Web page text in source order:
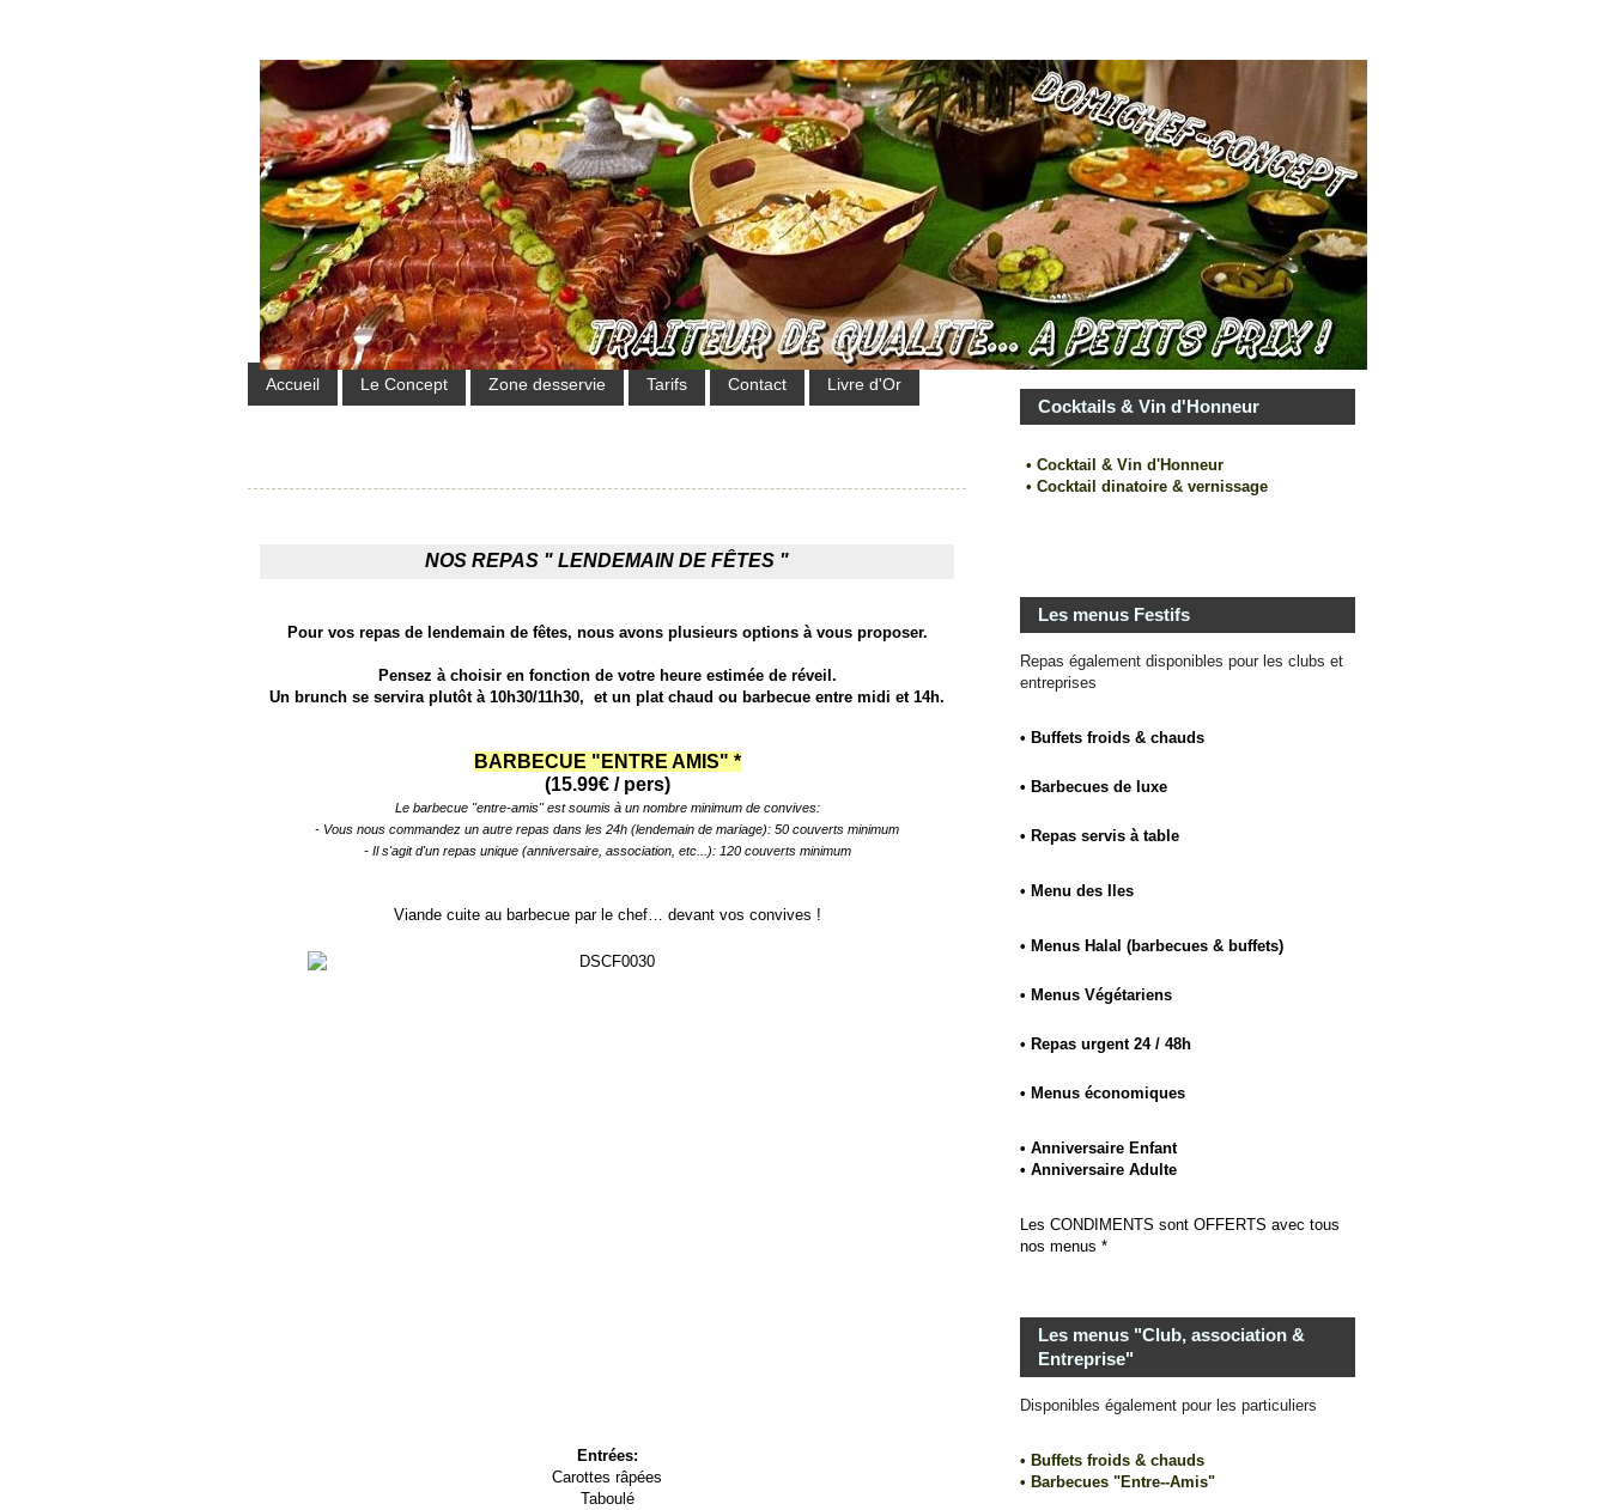
Accueil Le Concept Zone desservie Tarifs Contact Livre d'Or
NOS REPAS " LENDEMAIN DE FÊTES "
Pour vos repas de lendemain de fêtes, nous avons plusieurs options à vous proposer.
Pensez à choisir en fonction de votre heure estimée de réveil.
Un brunch se servira plutôt à 10h30/11h30, et un plat chaud ou barbecue entre midi et 14h.
BARBECUE "ENTRE AMIS" *
(15.99€ / pers)
Le barbecue "entre-amis" est soumis à un nombre minimum de convives:
- Vous nous commandez un autre repas dans les 24h (lendemain de mariage): 50 couverts minimum
- Il s'agit d'un repas unique (anniversaire, association, etc...): 120 couverts minimum
Viande cuite au barbecue par le chef… devant vos convives !
Entrées:
Carottes râpées
Taboulé
Cocktails & Vin d'Honneur
• Cocktail & Vin d'Honneur
• Cocktail dinatoire & vernissage
Les menus Festifs
Repas également disponibles pour les clubs et
entreprises
• Buffets froids & chauds
• Barbecues de luxe
• Repas servis à table
• Menu des Iles
• Menus Halal (barbecues & buffets)
• Menus Végétariens
• Repas urgent 24 / 48h
• Menus économiques
• Anniversaire Enfant
• Anniversaire Adulte
Les CONDI MENTS sont OFFERTS avec tous
nos menus *
Les menus "Club, association &
Entreprise"
Disponibles également pour les particuliers
• Buffets froids & chauds
• Barbecues "Entre--Amis"